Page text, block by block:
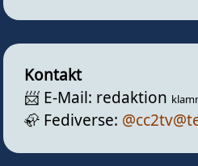
Kontakt
📨️ E-Mail: redaktion
🦣️ Fediverse: